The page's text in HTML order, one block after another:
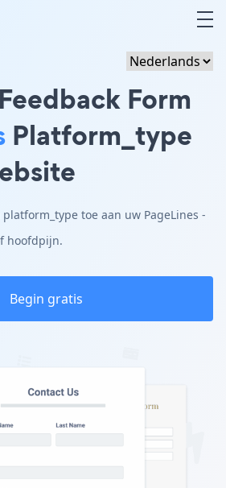
Form
Platform_type
platform_type toe aan uw PageLines -
hoofdpijn.
Begin gratis